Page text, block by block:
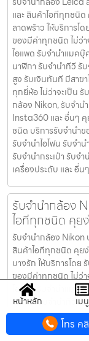
และ สินค้าไอทีทุกชนิ
ลาดพร้าว ให้บริการโ
ของมีค่าทุกชนิด ไม่ว่า
ไอแพด รับจํานําแมคบุ๊
นาฬิกา รับจํานําทีวี รั
สูง รับเงินทันที มีสาข
ทุกยี่ห้อ ไม่ว่าจะเป็น
กล้อง Nikon, รับจำน
Insta360 และ อื่นๆ คุ
ชนิด บริการรับจำนำข
รับจํานําไอโฟน รับจํา
รับจํานํากระเป๋า รับจํ
เครื่องประดับ และ อื่นๆ
รับจำนำกล้อง
ไอทีทุกชนิด คุย
รับจำนำกล้อง Nikon
สินค้าไอทีทุกชนิด คุย
บางรัก ให้บริการโดย
ของมีค่าทุกชนิด ไม่ว่า
ไอแพด รับจํานําแมค
นาฬิกา รับจํานําทีวี รั
สูง รับเงินทันที มีสาข
ทุกยี่ห้อ ไม่ว่าจะเป็น
หน้าหลัก เมนู
โทร ค